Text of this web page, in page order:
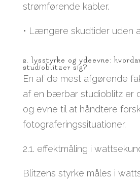
strømførende kabler.
• Længere skudtider uden
2. lysstyrke og ydeevne:
studioblitzer sig?
En af de mest afgørende
af en bærbar studioblitz er
og evne til at håndtere
fotograferingssituationer.
2.1. effektmåling i
Blitzens styrke måles i